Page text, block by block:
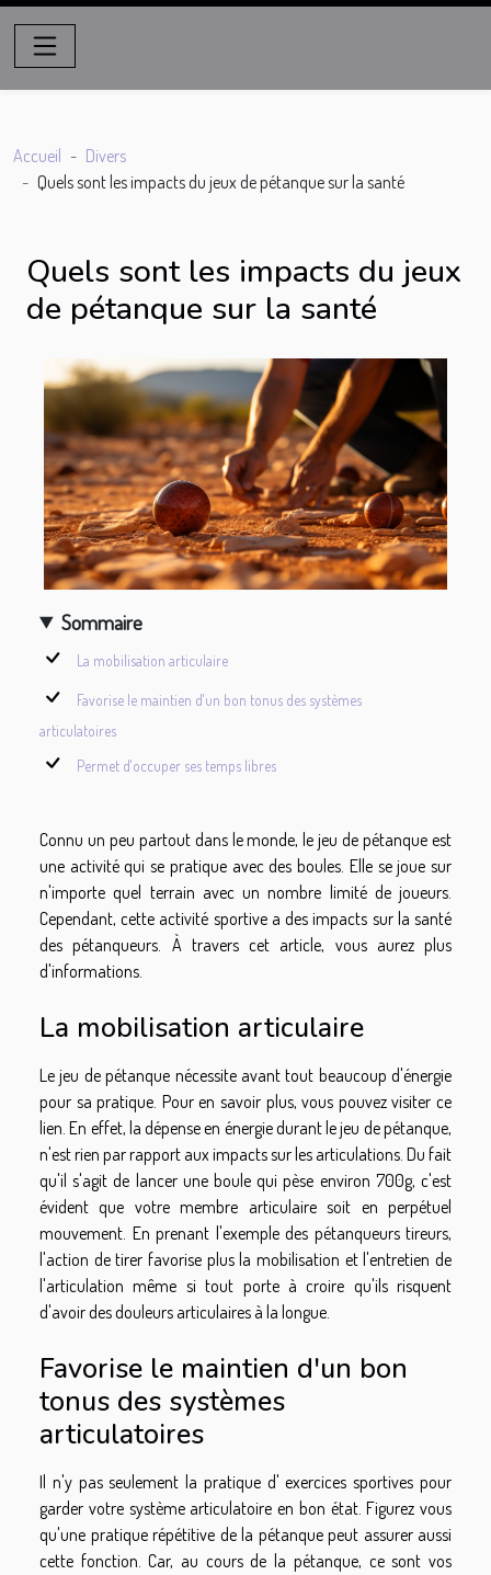
Accueil
Divers
Quels sont les impacts du jeux de pétanque sur la santé
Quels sont les impacts du jeux
de pétanque sur la santé
Sommaire
La mobilisation articulaire
Favorise le maintien d'un bon tonus des systèmes
articulatoires
Permet d'occuper ses temps libres
Connu un peu partout dans le monde, le jeu de pétanque est
une activité qui se pratique avec des boules. Elle se joue sur
n'importe quel terrain avec un nombre limité de joueurs.
Cependant, cette activité sportive a des impacts sur la santé
des pétanqueurs. À travers cet article, vous aurez plus
d'informations.
La mobilisation articulaire
Le jeu de pétanque nécessite avant tout beaucoup d'énergie
pour sa pratique. Pour en savoir plus, vous pouvezvisiter ce
lien . En effet, la dépense en énergie durant le jeu de pétanque,
n'est rien par rapport aux impacts sur les articulations. Du fait
qu'il s'agit de lancer une boule qui pèse environ 700g, c'est
évident que votre membre articulaire soit en perpétuel
mouvement. En prenant l'exemple des pétanqueurs tireurs,
l'action de tirer favorise plus la mobilisation et l'entretien de
l'articulation même si tout porte à croire qu'ils risquent
d'avoir des douleurs articulaires à la longue.
Favorise le maintien d'un bon
tonus des systèmes
articulatoires
Il n'y pas seulement la pratique d' exercices sportives pour
garder votre système articulatoire en bon état. Figurez vous
qu'une pratique répétitive de la pétanque peut assurer aussi
cette fonction. Car, au cours de la pétanque, ce sont vos